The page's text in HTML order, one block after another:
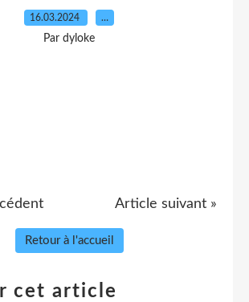
16.03.2024 …
Par dyloke
Article suivant »
Retour à l'accueil
cet article